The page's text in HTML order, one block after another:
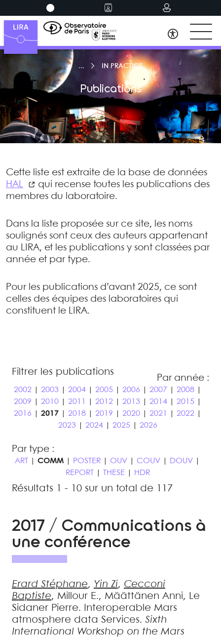
IN PRACTICE
Publications
Cette liste est extraite de la base de données
HAL
qui recense toutes les publications des
membres du laboratoire.
Dans la liste proposée sur ce site, les noms
soulignés sont ceux des auteurs appartenant
au LIRA, et les publications y sont classées par
année et par type.
Pour les publications d’avant 2025, ce sont
celles des équipes des laboratoires qui
constituent le LIRA.
Filtrer les publications
Par année :
2002| 2003| 2004| 2005| 2006 2007 2008|
2009
2010| 2011 2012| 2013| 2014| 2015|
2016
2017| 2018| 2019 2020| 2021 2022|
2023| 2024| 2025| 2026
Par type :
ART COMM POSTER OUV COUV DOUV
REPORT
THESE HDR
Résultats 1 - 10 sur un total de 117
2017 / Communications à
une conférence
Erard Stéphane, Yin Zi, Cecconi
Baptiste, Millour E., Määttänen Anni, Le
Sidaner Pierre.
Interoperable Mars
atmosphere data Services. Sixth
International Workshop on the Mars